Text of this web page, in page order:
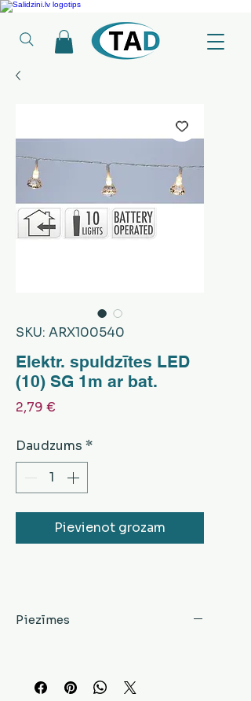
Ledusskapji, Sadzīves tehnika, Smaržas,
SKU: ARX100540
Elektr. spuldzītes LED
(10) SG 1m ar bat.
2,79 €
Daudzums *
Pievienot grozam
Piezīmes